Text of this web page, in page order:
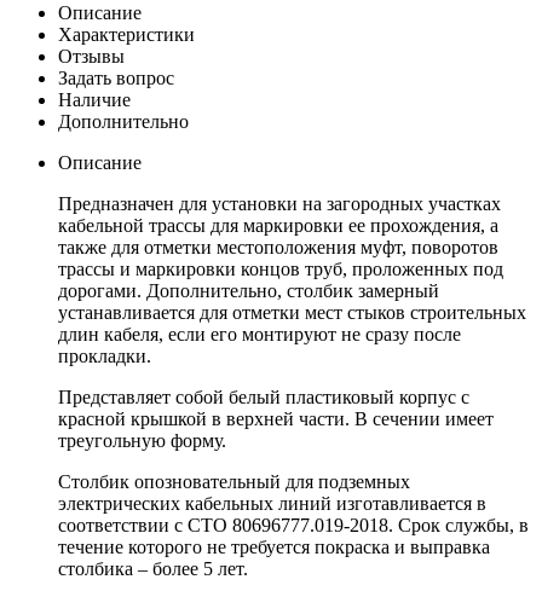
Описание
Характеристики
Отзывы
Задать вопрос
Наличие
Дополнительно
Описание
Предназначен для установки на загородных участках
кабельной трассы для маркировки ее прохождения, а
также для отметки местоположения муфт, поворотов
трассы и маркировки концов труб, проложенных под
дорогами. Дополнительно, столбик замерный
устанавливается для отметки мест стыков строительных
длин кабеля, если его монтируют не сразу после
прокладки.
Представляет собой белый пластиковый корпус с
красной крышкой в верхней части. В сечении имеет
треугольную форму.
Столбик опозновательный для подземных
электрических кабельных линий изготавливается в
соответствии с СТО 80696777.019-2018. Срок службы, в
течение которого не требуется покраска и выправка
столбика – более 5 лет.